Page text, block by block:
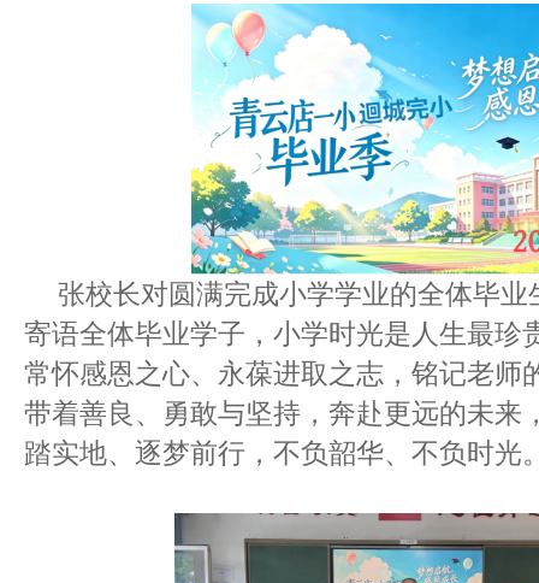
张校长对圆满完成小学学业的全体毕
寄语全体毕业学子，小学时光是人生最珍
常怀感恩之心、永葆进取之志，铭记老师
带着善良、勇敢与坚持，奔赴更远的未来
踏实地、逐梦前行，不负韶华、不负时光